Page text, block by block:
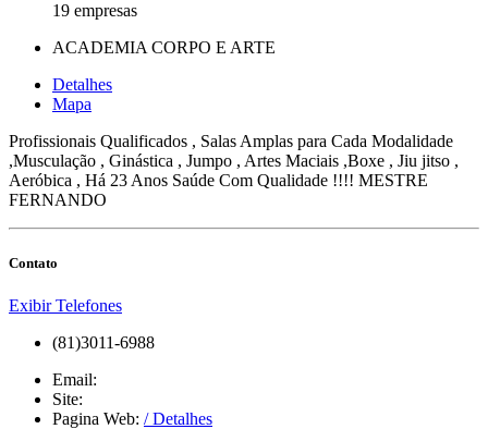
19 empresas
ACADEMIA CORPO E ARTE
Detalhes
Mapa
Profissionais Qualificados , Salas Amplas para Cada Modalidade
,Musculação , Ginástica , Jumpo , Artes Maciais ,Boxe , Jiu jitso ,
Aeróbica , Há 23 Anos Saúde Com Qualidade !!!! MESTRE
FERNANDO
Contato
Exibir Telefones
(81)3011-6988
Email:
Site:
Pagina Web: / Detalhes